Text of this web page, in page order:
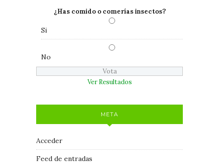
¿Has comido o comerías insectos?
Si
No
Ver Resultados
META
Acceder
Feed de entradas